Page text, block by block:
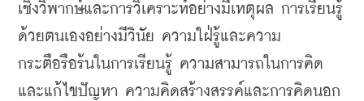
เชิงวิพากษ์และการวิเคราะห์อย่างมีเหตุผล การเรียนรู้
ด้วยตนเองอย่างมีวินัย ความใฝ่รู้และความ
กระตือรือร้นในการเรียนรู้ ความสามารถในการคิด
และแก้ไขปัญหา ความคิดสร้างสรรค์และการคิดนอก